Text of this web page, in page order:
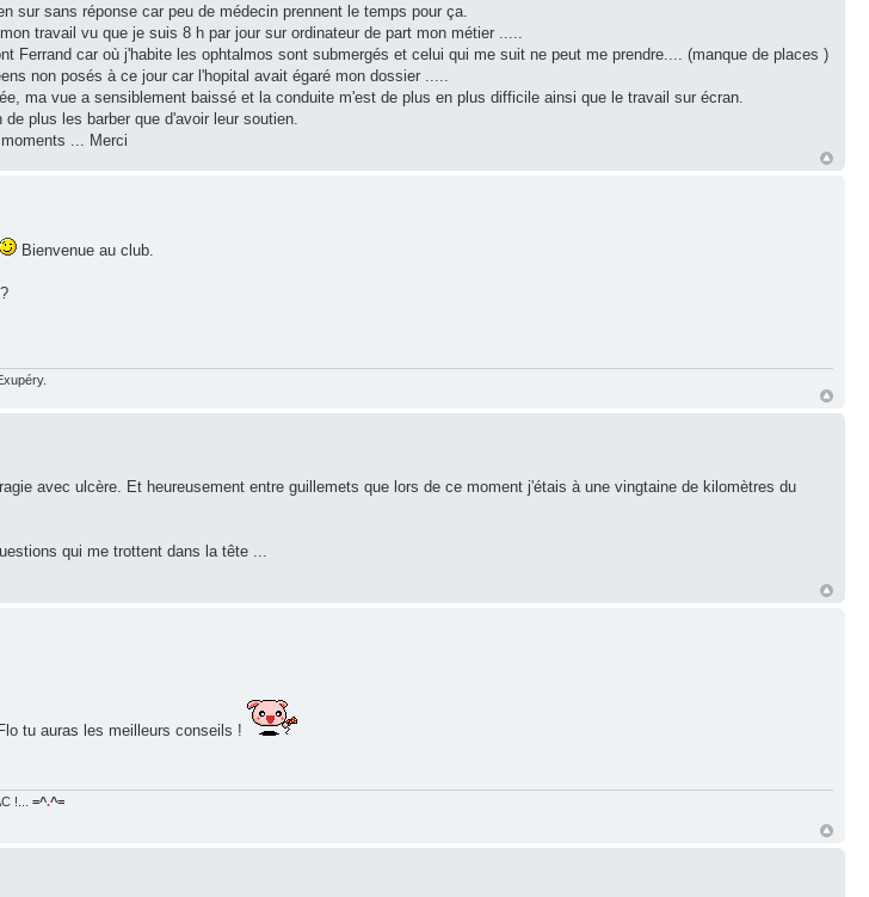
sur sans réponse car peu de médecin prennent le temps pour ça.
travail vu que je suis 8 h par jour sur ordinateur de part mon métier .....
Ferrand car où j'habite les ophtalmos sont submergés et celui qui me suit ne peut me prendre.... (manque de places )
non posés à ce jour car l'hopital avait égaré mon dossier .....
ma vue a sensiblement baissé et la conduite m'est de plus en plus difficile ainsi que le travail sur écran.
plus les barber que d'avoir leur soutien.
... Merci
Bienvenue au club.
avec ulcère. Et heureusement entre guillemets que lors de ce moment j'étais à une vingtaine de kilomètres du
qui me trottent dans la tête ...
tu auras les meilleurs conseils !
!...=^.^=